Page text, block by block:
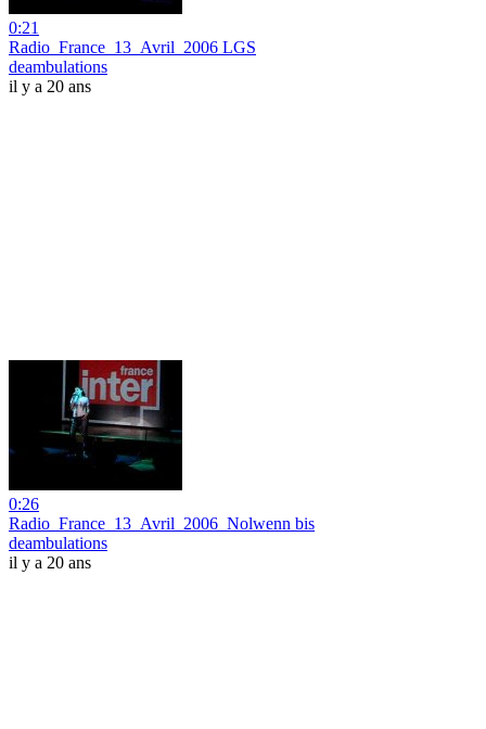
0:21
Radio_France_13_Avril_2006 LGS
deambulations
il y a 20 ans
0:26
Radio_France_13_Avril_2006_Nolwenn bis
deambulations
il y a 20 ans